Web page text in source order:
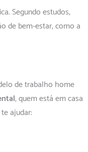
Segundo estudos,
de bem-estar, como a
de trabalho home
, quem está em casa
ajudar: